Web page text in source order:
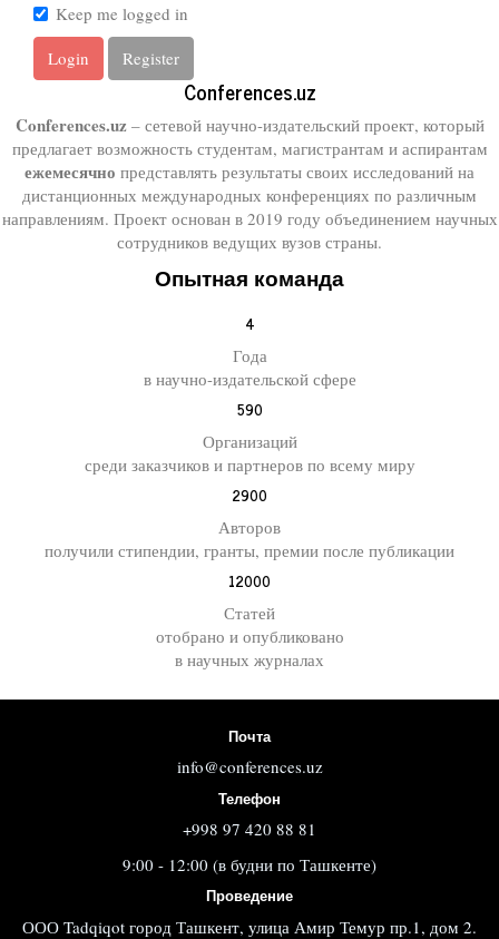
Keep me logged in
Login
Register
Conferences.uz
Conferences.uz– сетевой научно-издательский проект, который
предлагает возможность студентам, магистрантам и аспирантам
ежемесячно представлять результаты своих исследований на
дистанционных международных конференциях по различным
направлениям. Проект основан в 2019 году объединением научных
сотрудников ведущих вузов страны.
Опытная команда
4
Года
в научно-издательской сфере
590
Организаций
среди заказчиков и партнеров по всему миру
2900
Авторов
получили стипендии, гранты, премии после публикации
12000
Статей
отобрано и опубликовано
в научных журналах
Почта
info@conferences.uz
Телефон
+998 97 420 88 81
9:00 - 12:00 (в будни по Ташкенте)
Проведение
ООО Tadqiqot город Ташкент, улица Амир Темур пр.1, дом 2.